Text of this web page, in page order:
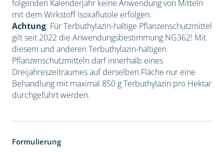
folgenden Kalenderjahr keine Anwendung von Mitteln
mit dem Wirkstoff Isoxaflutole erfolgen.
Achtung: Für Terbuthylazin-haltige Pflanzenschutzmittel
gilt seit 2022 die Anwendungsbestimmung NG362! Mit
diesem und anderen Terbuthylazin-haltigen
Pflanzenschutzmitteln darf innerhalb eines
Dreijahreszeitraumes auf derselben Fläche nur eine
Behandlung mit maximal 850 g Terbuthylazin pro Hektar
durchgeführt werden.
Formulierung